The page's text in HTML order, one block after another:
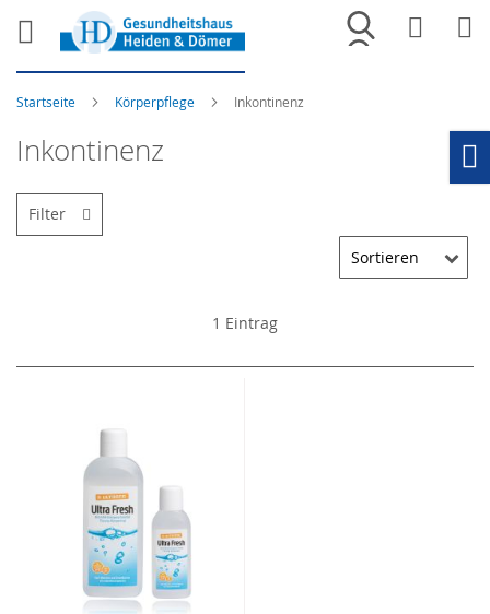
Merkliste
Startseite Körperpflege Inkontinenz
Inkontinenz
1 Eintrag
Filter